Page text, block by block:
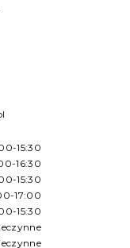
15:30
16:30
15:30
17:00
15:30